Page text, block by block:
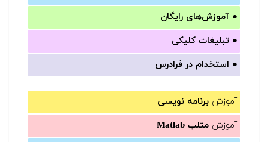
● آموزش‌های رایگان
● تبلیغات کلیکی
● استخدام در فرادرس
آموزش برنامه نویسی
آموزش متلب Matlab